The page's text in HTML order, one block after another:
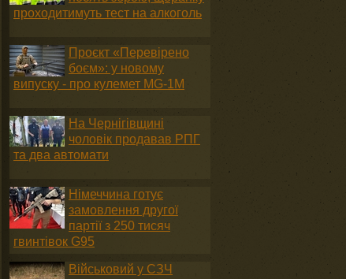
проходитимуть тест на алкоголь
Проєкт «Перевірено
боєм»: у новому
випуску - про кулемет MG-1М
На Чернігівщині
чоловік продавав РПГ
та два автомати
Німеччина готує
замовлення другої
партії з 250 тисяч
гвинтівок G95
Військовий у СЗЧ